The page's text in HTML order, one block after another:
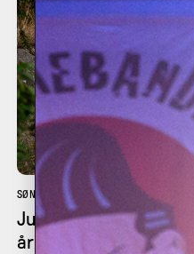
SØNDAG 18.10 STORSALEN
Jubileumsforestilling:
år!